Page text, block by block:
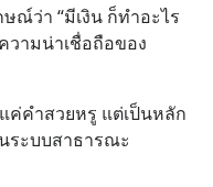
ณ์ว่า “มีเงิน ก็ทำอะไร
วามน่าเชื่อถือของ
ค่คำสวยหรู แต่เป็นหลัก
ระบบสาธารณะ